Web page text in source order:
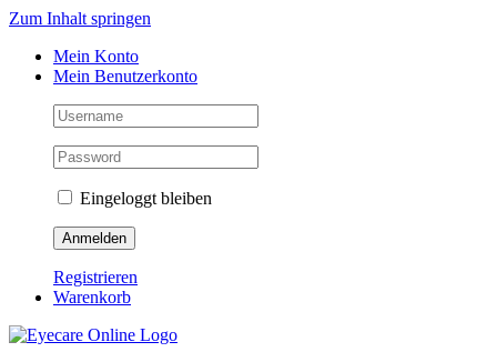
Zum Inhalt springen
Mein Konto
Mein Benutzerkonto
Eingeloggt bleiben
Registrieren
Warenkorb